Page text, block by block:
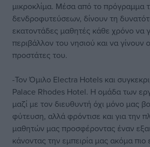
μικροκλίμα. Μέσα από το πρόγραμμα
δενδροφυτεύσεων, δίνουν τη
εκατοντάδες μαθητές κάθε χρόνο να
περιβάλλον του νησιού και να γίνουν
προστάτες του.
-Τον Όμιλο Electra Hotels και
Palace Rhodes Hotel. Η ομάδα των
μαζί με τον διευθυντή όχι μόνο μας
φύτευση, αλλά φρόντισε και για την
μαθητών μας προσφέροντας έναν
κάνοντας την εμπειρία μας ακόμα